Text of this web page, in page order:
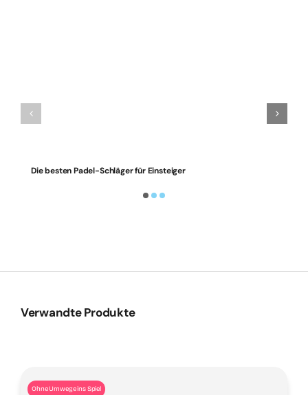
Die besten Padel-Schläger für Einsteiger
Verwandte Produkte
Ohne Umwege ins Spiel